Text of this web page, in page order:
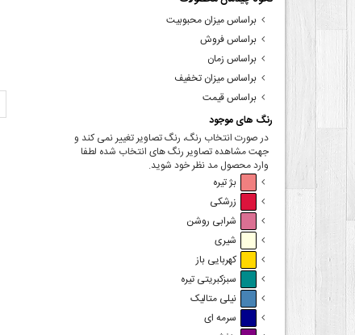
براساس میزان محبوبیت
براساس فروش
براساس زمان
براساس میزان تخفیف
براساس قیمت
رنگ های موجود
در صورت انتخاب رنگ، رنگ تصاویر تغییر نمی کند و
جهت مشاهده تصاویر رنگ های انتخاب شده لطفا
وارد محصول مد نظر خود شوید.
بژ تیره
زرشکی
شرابی روشن
شیری
کهربایی باز
سبزکبریتی تیره
نیلی متالیک
سرمه ای